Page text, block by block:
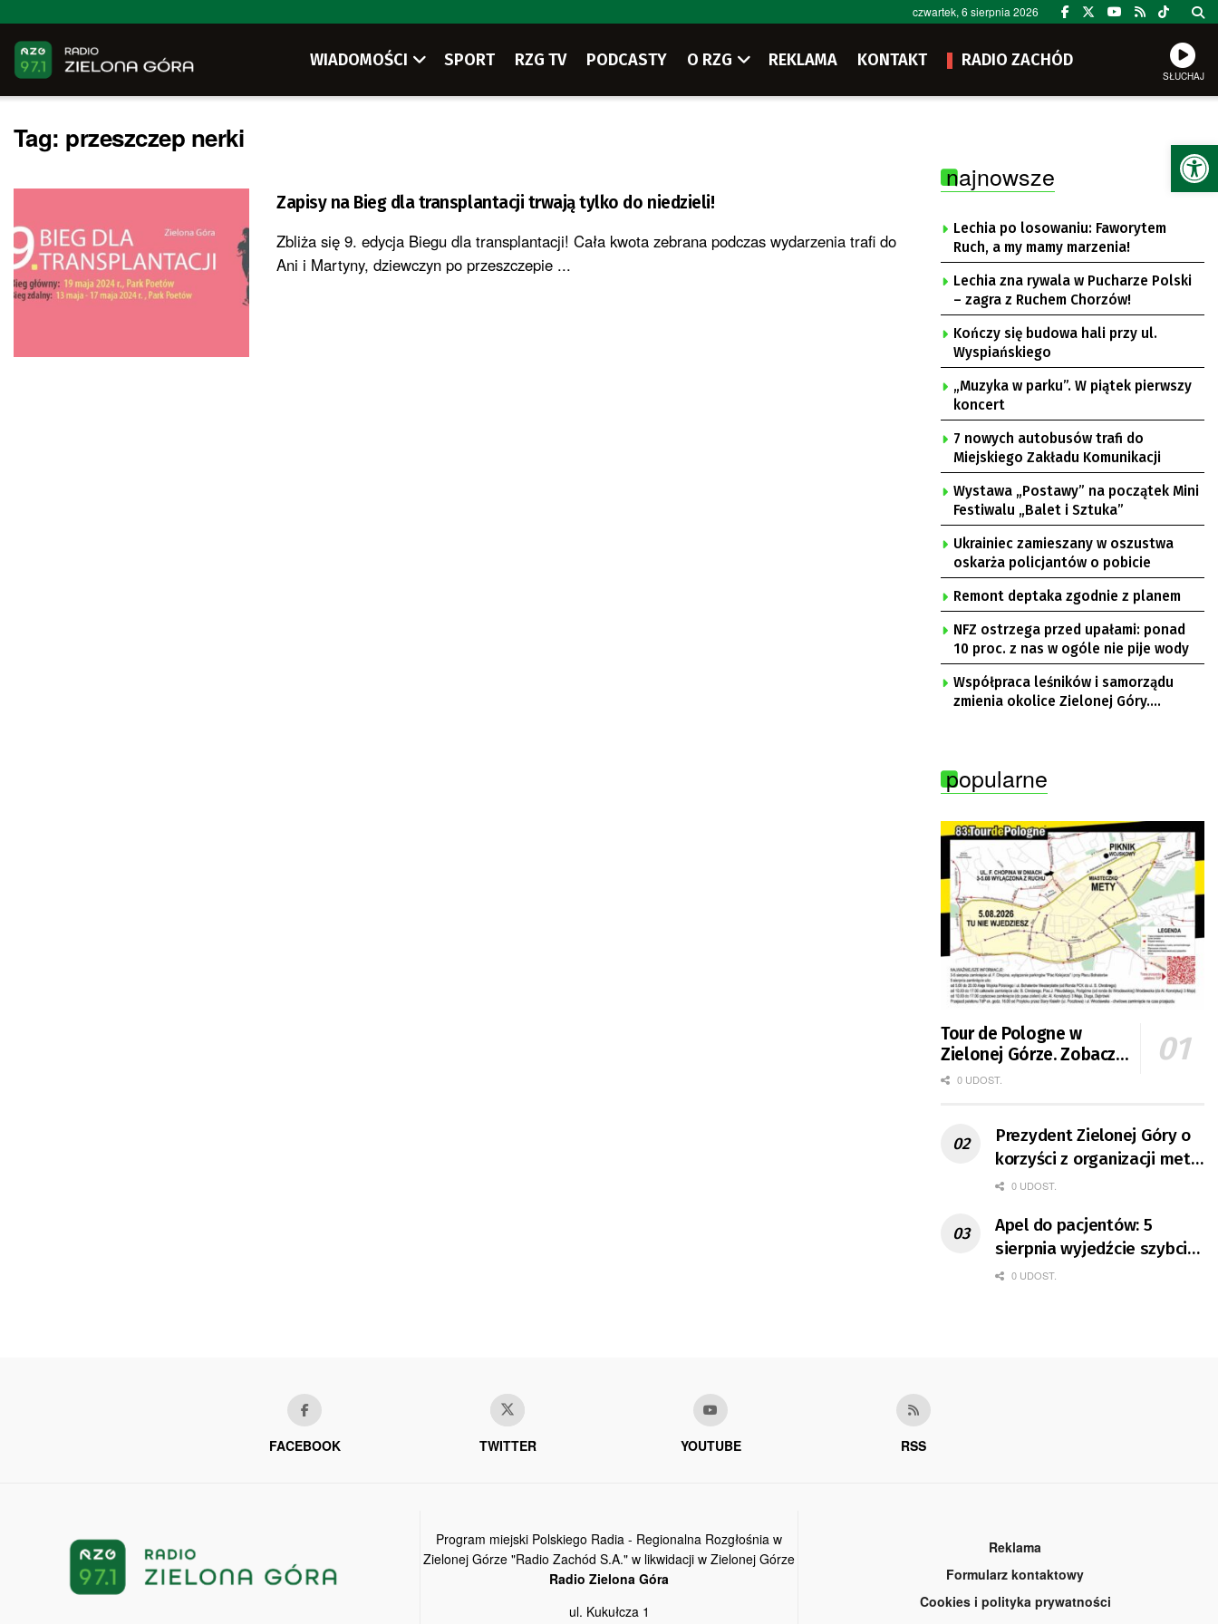
czwartek, 6 sierpnia 2026
WIADOMOŚCI SPORT RZG TV PODCASTY O RZG REKLAMA KONTAKT RADIO ZACHÓD
SŁUCHAJ
Tag: przeszczep nerki
Zapisy na Bieg dla transplantacji trwają tylko do niedzieli!
Zbliża się 9. edycja Biegu dla transplantacji! Cała kwota zebrana podczas wydarzenia trafi do
Ani i Martyny, dziewczyn po przeszczepie ...
najnowsze
Lechia po losowaniu: Faworytem
Ruch, a my mamy marzenia!
Lechia zna rywala w Pucharze Polski
– zagra z Ruchem Chorzów!
Kończy się budowa hali przy ul.
Wyspiańskiego
„Muzyka w parku”. W piątek pierwszy
koncert
7 nowych autobusów trafi do
Miejskiego Zakładu Komunikacji
Wystawa „Postawy” na początek Mini
Festiwalu „Balet i Sztuka”
Ukrainiec zamieszany w oszustwa
oskarża policjantów o pobicie
Remont deptaka zgodnie z planem
NFZ ostrzega przed upałami: ponad
10 proc. z nas w ogóle nie pije wody
Współpraca leśników i samorządu
zmienia okolice Zielonej Góry.
popularne
Tour de Pologne w
Zielonej Górze. Zobacz
zmiany w organizacji
0 UDOST.
Prezydent Zielonej Góry o
korzyści z organizacji mety
Tour de Pologne
0 UDOST.
Apel do pacjentów: 5
sierpnia wyjedźcie szybciej
z domów
0 UDOST.
FACEBOOK TWITTER YOUTUBE RSS
Program miejski Polskiego Radia - Regionalna Rozgłośnia w
Zielonej Górze "Radio Zachód S.A." w likwidacji w Zielonej Górze
Radio Zielona Góra
ul. Kukułcza 1
Reklama
Formularz kontaktowy
Cookies i polityka prywatności